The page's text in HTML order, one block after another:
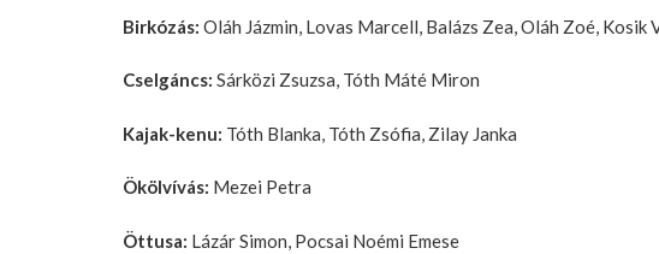
Birkózás: Oláh Jázmin, Lovas Marcell, Balázs Zea, Oláh Zoé, Kosik
Cselgáncs: Sárközi Zsuzsa, Tóth Máté Miron
Kajak-kenu: Tóth Blanka, Tóth Zsófia, Zilay Janka
Ökölvívás: Mezei Petra
Öttusa: Lázár Simon, Pocsai Noémi Emese